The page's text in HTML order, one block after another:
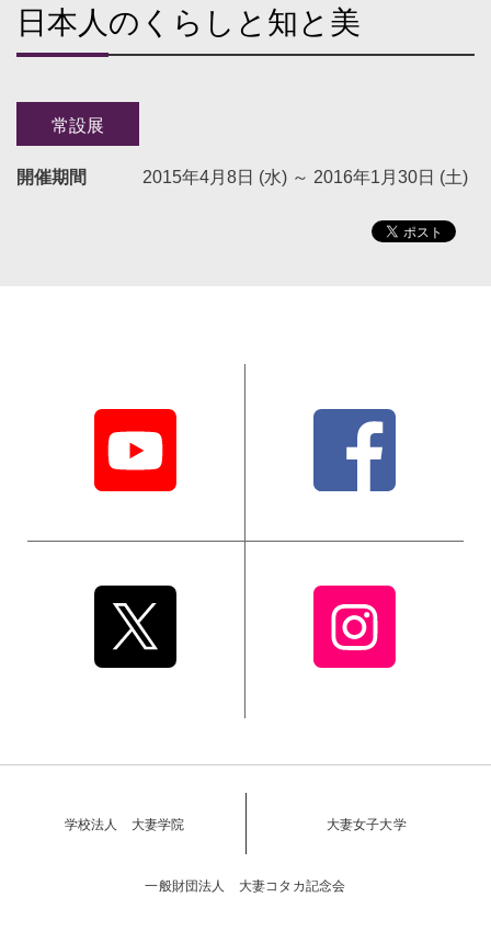
日本人のくらしと知と美
常設展
開催期間 2015年4月8日 (水) ～ 2016年1月30日 (土)
学校法人 大妻学院 大妻女子大学
一般財団法人 大妻コタカ記念会